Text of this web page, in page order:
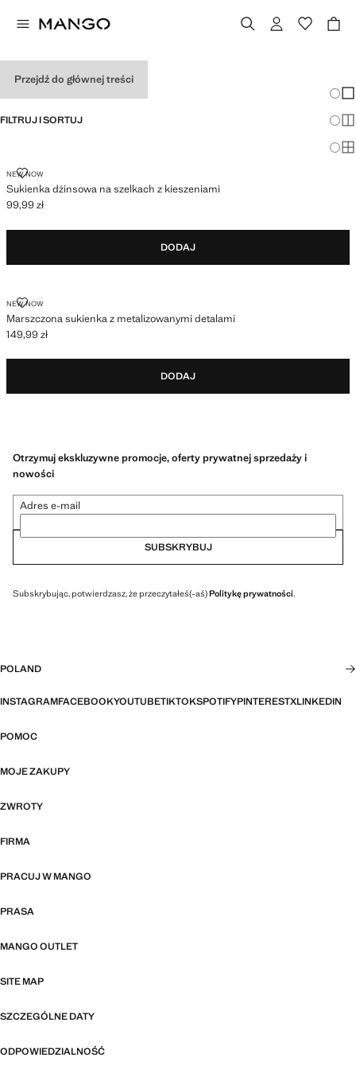
Przejdź do głównej treści
FILTRUJ I SORTUJ
NEW NOW
Sukienka dżinsowa na szelkach z kieszeniami
SUKIENKA DŻINSOWA NA SZELKACH Z KIESZENIAMI
Aktualna cena [99,99 zł ]
99,99 zł
DODAJ
NEW NOW
Marszczona sukienka z metalizowanymi detalami
MARSZCZONA SUKIENKA Z METALIZOWANYMI DETALAMI
Aktualna cena [149,99 zł ]
149,99 zł
DODAJ
Otrzymuj ekskluzywne promocje, oferty prywatnej sprzedaży i
nowości
Adres e-mail
SUBSKRYBUJ
Subskrybując, potwierdzasz, że przeczytałeś(-aś)Politykę prywatności.
POLAND
INSTAGRAMFACEBOOKYOUTUBETIKTOKSPOTIFYPINTERESTXLINKEDIN
POMOC
MOJE ZAKUPY
ZWROTY
FIRMA
PRACUJ W MANGO
PRASA
MANGO OUTLET
SITE MAP
SZCZEGÓLNE DATY
ODPOWIEDZIALNOŚĆ